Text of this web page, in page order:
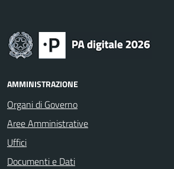
AMMINISTRAZIONE
Organi di Governo
Aree Amministrative
Uffici
Documenti e Dati